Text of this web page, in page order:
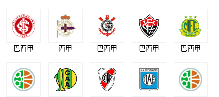
巴西甲 西甲 巴西甲 巴西甲 巴西甲